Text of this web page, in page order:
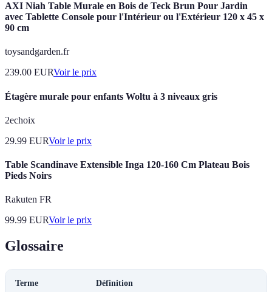
AXI Niah Table Murale en Bois de Teck Brun Pour Jardin
avec Tablette Console pour l'Intérieur ou l'Extérieur 120 x 45 x
90 cm
toysandgarden.fr
239.00 EURVoir le prix
Étagère murale pour enfants Woltu à 3 niveaux gris
2echoix
29.99 EURVoir le prix
Table Scandinave Extensible Inga 120-160 Cm Plateau Bois
Pieds Noirs
Rakuten FR
99.99 EURVoir le prix
Glossaire
Terme Définition